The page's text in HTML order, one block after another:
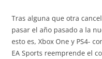
Tras alguna que otra
pasar el año pasado a la
esto es, Xbox One y PS4-
EA Sports reemprende el